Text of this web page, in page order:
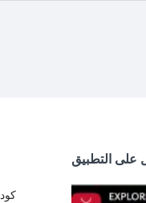
على التطبيق